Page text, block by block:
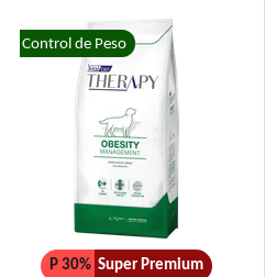
Control de Peso
P 30% Super Premium